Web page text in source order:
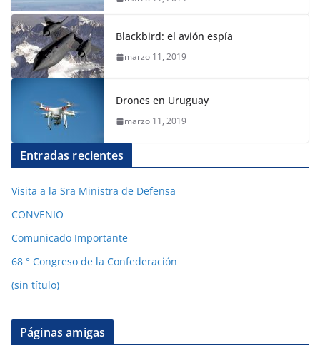
marzo 11, 2019
Blackbird: el avión espía
marzo 11, 2019
Drones en Uruguay
marzo 11, 2019
Entradas recientes
Visita a la Sra Ministra de Defensa
CONVENIO
Comunicado Importante
68 ° Congreso de la Confederación
(sin título)
Páginas amigas